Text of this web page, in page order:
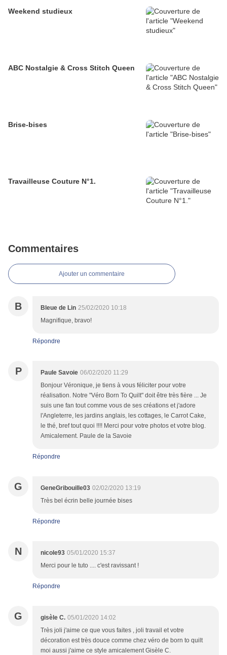
Weekend studieux
ABC Nostalgie & Cross Stitch Queen
Brise-bises
Travailleuse Couture N°1.
Commentaires
Ajouter un commentaire
B Bleue de Lin 25/02/2020 10:18
Magnifique, bravo!
Répondre
P Paule Savoie 06/02/2020 11:29
Bonjour Véronique, je tiens à vous féliciter pour votre
réalisation. Notre "Véro Born To Quilt" doit être très fière ... Je
suis une fan tout comme vous de ses créations et j'adore
l'Angleterre, les jardins anglais, les cottages, le Carrot Cake,
le thé, bref tout quoi !!!! Merci pour votre photos et votre blog.
Amicalement. Paule de la Savoie
Répondre
G GeneGribouille03 02/02/2020 13:19
Très bel écrin belle journée bises
Répondre
N nicole93 05/01/2020 15:37
Merci pour le tuto .... c'est ravissant !
Répondre
G gisèle C. 05/01/2020 14:02
Très joli j'aime ce que vous faites , joli travail et votre
décoration est très douce comme chez véro de born to quilt
moi aussi j'aime ce style amicalement Gisèle C.